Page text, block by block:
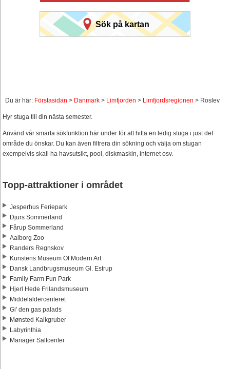
Sök på kartan
Du är här: Förstasidan > Danmark > Limfjorden > Limfjordsregionen > Roslev
Hyr stuga till din nästa semester.
Använd vår smarta sökfunktion här under för att hitta en ledig stuga i just det
område du önskar. Du kan även filtrera din sökning och välja om stugan
exempelvis skall ha havsutsikt, pool, diskmaskin, internet osv.
Topp-attraktioner i området
Jesperhus Feriepark
Djurs Sommerland
Fårup Sommerland
Aalborg Zoo
Randers Regnskov
Kunstens Museum Of Modern Art
Dansk Landbrugsmuseum Gl. Estrup
Family Farm Fun Park
Hjerl Hede Frilandsmuseum
Middelaldercenteret
Gi' den gas palads
Mønsted Kalkgruber
Labyrinthia
Mariager Saltcenter